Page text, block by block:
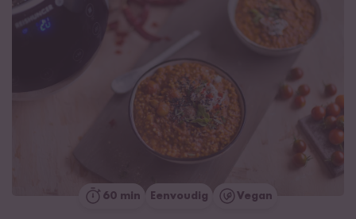
60 min Eenvoudig Vegan